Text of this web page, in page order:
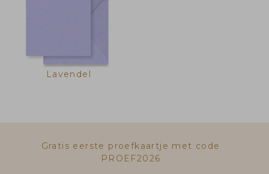
Lavendel
Gratis eerste proefkaartje met code
PROEF2026